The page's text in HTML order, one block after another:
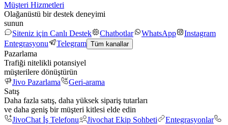
Müşteri Hizmetleri
Olağanüstü bir destek deneyimi
sunun
Siteniz için Canlı Destek
Chatbotlar WhatsApp
Instagram
Entegrasyonu
Telegram Tüm kanallar
Pazarlama
Trafiği nitelikli potansiyel
müşterilere dönüştürün
Jivo Pazarlama
Geri-arama
Satış
Daha fazla satış, daha yüksek sipariş tutarları
ve daha geniş bir müşteri kitlesi elde edin
JivoChat İş Telefonu
Jivochat Ekip Sohbeti
Entegrasyonlar